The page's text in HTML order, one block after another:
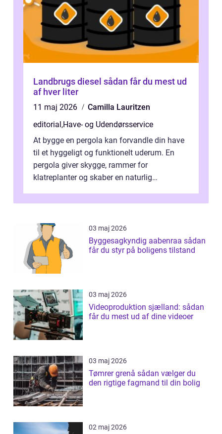
Landbrugs diesel sådan får du mest ud
af hver liter
11 maj 2026
Camilla Lauritzen
editorial,Have- og Udendørsservice
At bygge en pergola kan forvandle din have
til et hyggeligt og funktionelt uderum. En
pergola giver skygge, rammer for
klatreplanter og skaber en naturlig
d...
03 maj 2026
Byggesagkyndig aabenraa sådan
får du styr på boligens tilstand
03 maj 2026
Videoproduktion sjælland: sådan
får du mest ud af dine videoer
03 maj 2026
Tømrer grenå sådan vælger du
den rigtige fagmand til din bolig
02 maj 2026